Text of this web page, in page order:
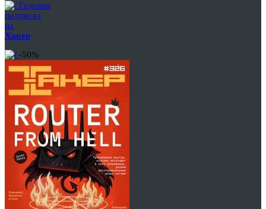
Годовая
подписка
на
Хакер
-50%